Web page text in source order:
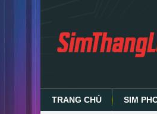
TRANG CHỦ SIM